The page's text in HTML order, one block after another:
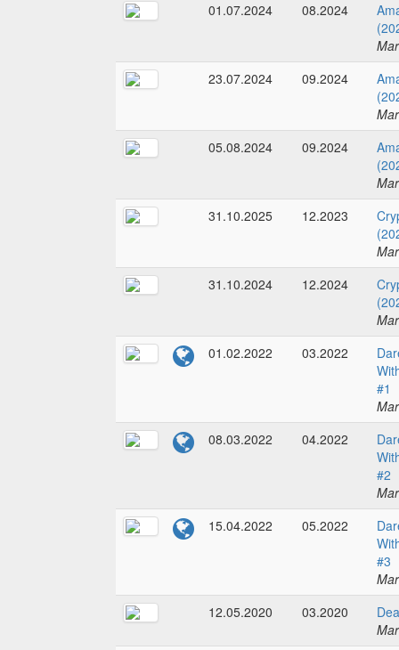
01.07.2024
08.2024
23.07.2024
09.2024
05.08.2024
09.2024
31.10.2025
12.2023
31.10.2024
12.2024
01.02.2022
03.2022
#1
08.03.2022
04.2022
#2
15.04.2022
05.2022
#3
12.05.2020
03.2020